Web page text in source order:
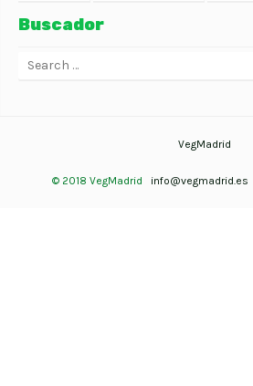
Buscador
VegMadrid
© 2018 VegMadrid info@vegmadrid.es